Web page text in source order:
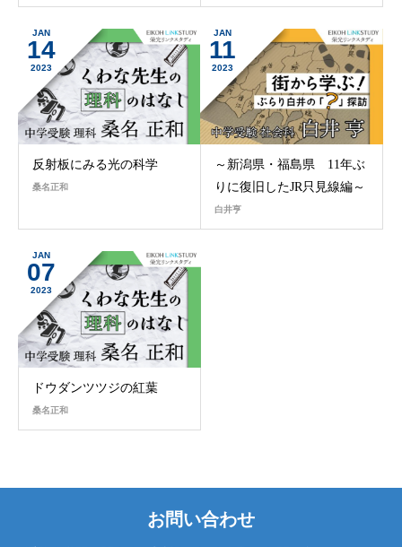
JAN
14
2023
反射板にみる光の科学
桑名正和
JAN
11
2023
～新潟県・福島県 11年ぶ
りに復旧したJR只見線編～
白井亨
JAN
07
2023
ドウダンツツジの紅葉
桑名正和
お問い合わせ